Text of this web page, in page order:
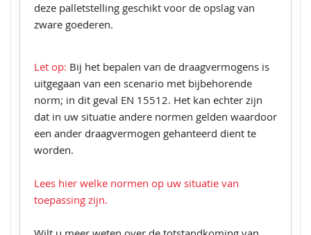
deze palletstelling geschikt voor de opslag van
zware goederen.
Let op: Bij het bepalen van de draagvermogens is
uitgegaan van een scenario met bijbehorende
norm; in dit geval EN 15512. Het kan echter zijn
dat in uw situatie andere normen gelden waardoor
een ander draagvermogen gehanteerd dient te
worden.
Lees hier welke normen op uw situatie van
toepassing zijn.